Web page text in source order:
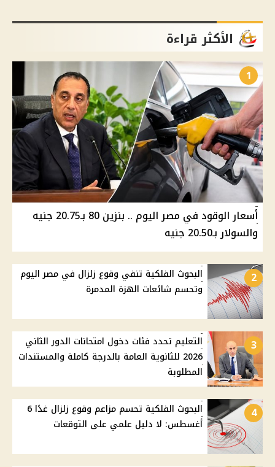
الأكثر قراءة
1
أسعار الوقود في مصر اليوم .. بنزين 80 بـ20.75 جنيه
والسولار بـ20.50 جنيه
2
البحوث الفلكية تنفي وقوع زلزال في مصر اليوم
وتحسم شائعات الهزة المدمرة
3
التعليم تحدد فئات دخول امتحانات الدور الثاني
2026 للثانوية العامة بالدرجة كاملة والمستندات
المطلوبة
4
البحوث الفلكية تحسم مزاعم وقوع زلزال غدًا 6
أغسطس: لا دليل علمي على التوقعات